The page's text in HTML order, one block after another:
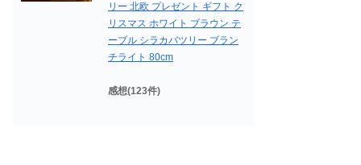
リー 北欧 プレゼント ギフト ク
リスマス ホワイト ブラウン テ
ーブル シラカバツリー ブラン
チライト 80cm
感想(123件)